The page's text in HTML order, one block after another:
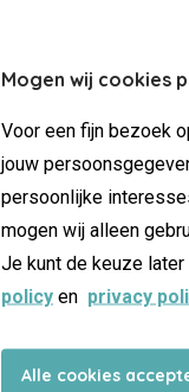
Mogen wij cookies
Voor een fijn bezoek
jouw
persoonlijke
mogen wij alleen
Je kunt de keuze
policy en privacy
Alle cookies